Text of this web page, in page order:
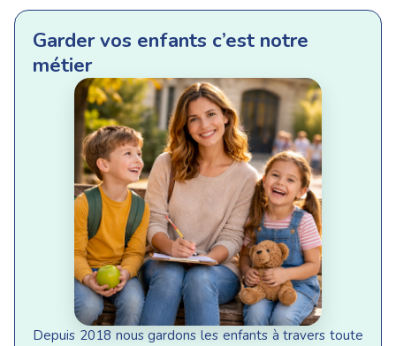
Garder vos enfants c’est notre
métier
Depuis 2018 nous gardons les enfants à travers toute